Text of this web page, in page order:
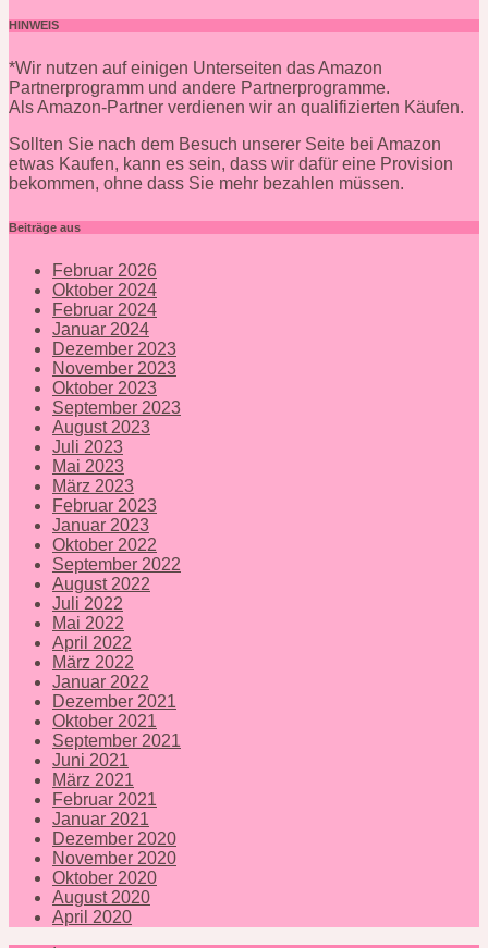
HINWEIS
*Wir nutzen auf einigen Unterseiten das Amazon
Partnerprogramm und andere Partnerprogramme.
Als Amazon-Partner verdienen wir an qualifizierten Käufen.
Sollten Sie nach dem Besuch unserer Seite bei Amazon
etwas Kaufen, kann es sein, dass wir dafür eine Provision
bekommen, ohne dass Sie mehr bezahlen müssen.
Beiträge aus
Februar 2026
Oktober 2024
Februar 2024
Januar 2024
Dezember 2023
November 2023
Oktober 2023
September 2023
August 2023
Juli 2023
Mai 2023
März 2023
Februar 2023
Januar 2023
Oktober 2022
September 2022
August 2022
Juli 2022
Mai 2022
April 2022
März 2022
Januar 2022
Dezember 2021
Oktober 2021
September 2021
Juni 2021
März 2021
Februar 2021
Januar 2021
Dezember 2020
November 2020
Oktober 2020
August 2020
April 2020